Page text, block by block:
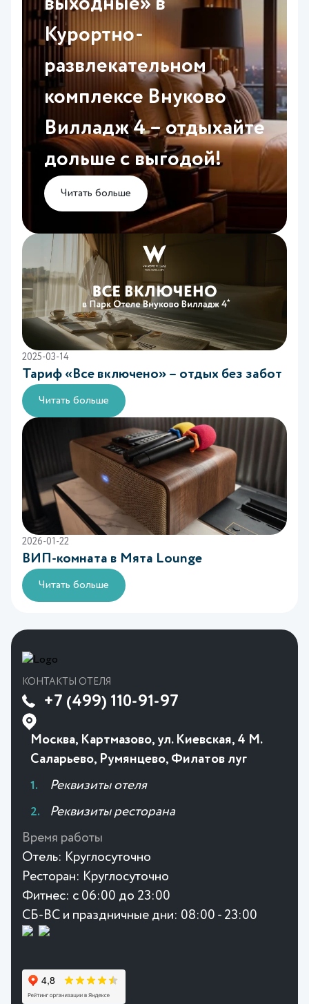
выходные» в
Курортно-
развлекательном
комплексе Внуково
Вилладж 4 – отдыхайте
дольше с выгодой!
Читать больше
2025-03-14
Тариф «Все включено» – отдых без забот
Читать больше
2026-01-22
ВИП-комната в Mята Lounge
Читать больше
КОНТАКТЫ ОТЕЛЯ
+7 (499) 110-91-97
Москва, Картмазово, ул. Киевская, 4 М.
Саларьево, Румянцево, Филатов луг
Реквизиты отеля
Реквизиты ресторана
Время работы
Отель: Круглосуточно
Ресторан: Круглосуточно
Фитнес: с 06:00 до 23:00
СБ-ВС и праздничные дни: 08:00 - 23:00